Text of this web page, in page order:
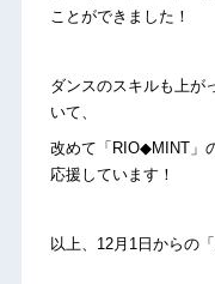
ことができました！
ダンスのスキルも上が
いて、
改めて「RIO◆MINT」
応援しています！
以上、12月1日からの